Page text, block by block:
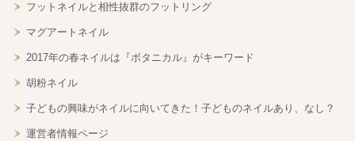
フットネイルと相性抜群のフットリング
マグアートネイル
2017年の春ネイルは『ボタニカル』がキーワード
胡粉ネイル
子どもの興味がネイルに向いてきた！子どものネイルあり、なし？
運営者情報ページ